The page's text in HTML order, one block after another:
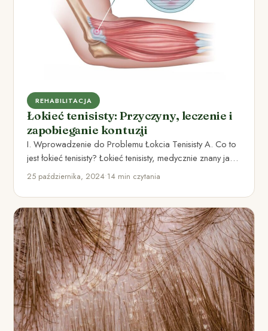
REHABILITACJA
Łokieć tenisisty: Przyczyny, leczenie i
zapobieganie kontuzji
I. Wprowadzenie do Problemu Łokcia Tenisisty A. Co to
jest łokieć tenisisty? Łokieć tenisisty, medycznie znany jako
epikondylopatia…
25 października, 2024•14 min czytania